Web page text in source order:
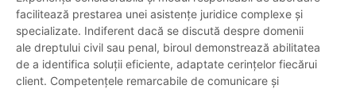
facilitează prestarea unei asistențe juridice complexe și
specializate. Indiferent dacă se discută despre domenii
ale dreptului civil sau penal, biroul demonstrează abilitatea
de a identifica soluții eficiente, adaptate cerințelor fiecărui
client. Competențele remarcabile de comunicare și